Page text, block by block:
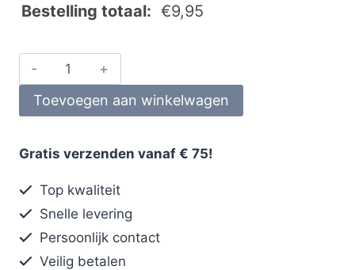
Bestelling totaal: €9,95
Toevoegen aan winkelwagen
Gratis verzenden vanaf € 75!
Top kwaliteit
Snelle levering
Persoonlijk contact
Veilig betalen